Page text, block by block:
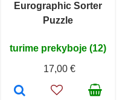
Eurographic Sorter
Puzzle
turime prekyboje (12)
17,00 €